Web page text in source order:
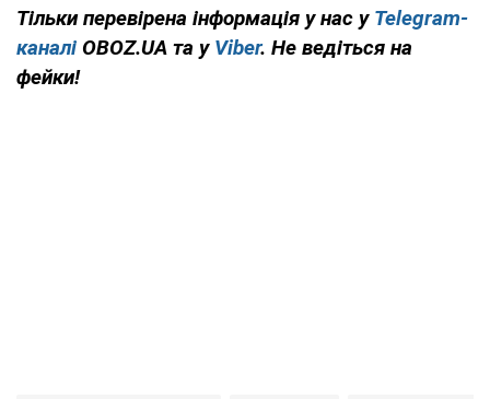
Тільки перевірена інформація у нас у Telegram-
каналі OBOZ.UA та у Viber. Не ведіться на
фейки!